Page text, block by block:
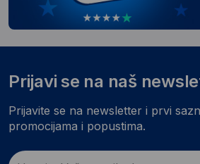
Prijavi se na naš
Prijavite se na newsletter i prvi
promocijama i popustima.